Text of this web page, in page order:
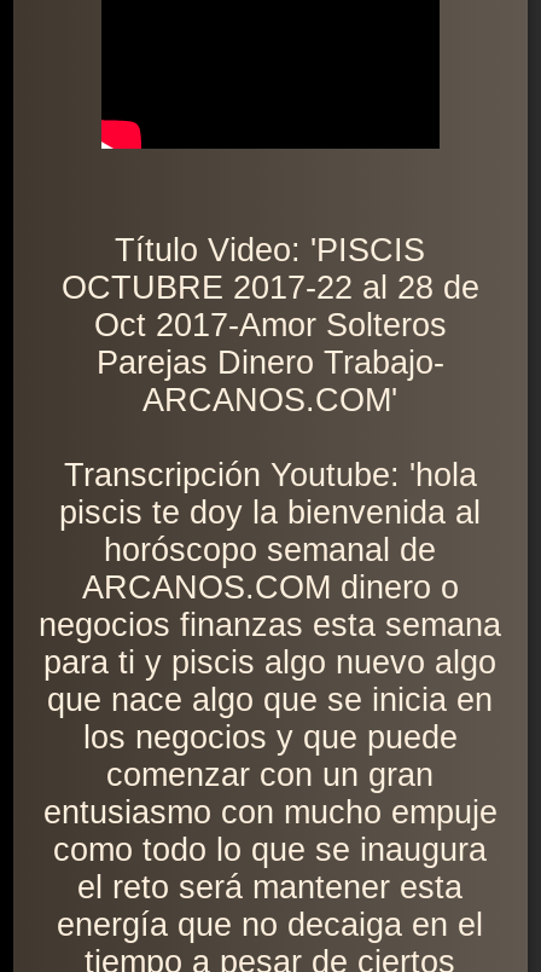
Título Video: 'PISCIS
OCTUBRE 2017-22 al 28 de
Oct 2017-Amor Solteros
Parejas Dinero Trabajo-
ARCANOS.COM'
Transcripción Youtube: 'hola
piscis te doy la bienvenida al
horóscopo semanal de
ARCANOS.COM dinero o
negocios finanzas esta semana
para ti y piscis algo nuevo algo
que nace algo que se inicia en
los negocios y que puede
comenzar con un gran
entusiasmo con mucho empuje
como todo lo que se inaugura
el reto será mantener esta
energía que no decaiga en el
tiempo a pesar de ciertos